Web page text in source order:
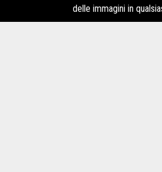
delle immagini in